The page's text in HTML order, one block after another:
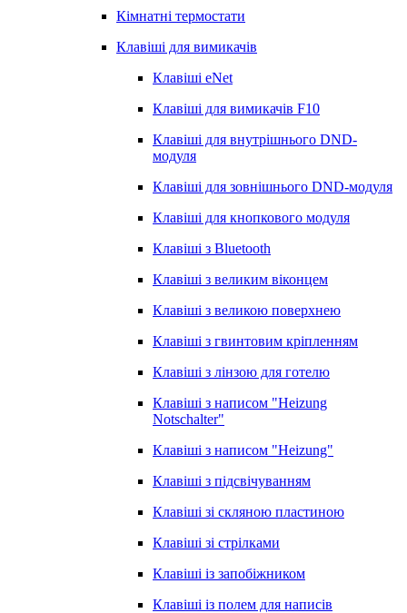
Кімнатні термостати
Клавіші для вимикачів
Клавіші eNet
Клавіші для вимикачів F10
Клавіші для внутрішнього DND-
модуля
Клавіші для зовнішнього DND-модуля
Клавіші для кнопкового модуля
Клавіші з Bluetooth
Клавіші з великим віконцем
Клавіші з великою поверхнею
Клавіші з гвинтовим кріпленням
Клавіші з лінзою для готелю
Клавіші з написом "Heizung
Notschalter"
Клавіші з написом "Heizung"
Клавіші з підсвічуванням
Клавіші зі скляною пластиною
Клавіші зі стрілками
Клавіші із запобіжником
Клавіші із полем для написів